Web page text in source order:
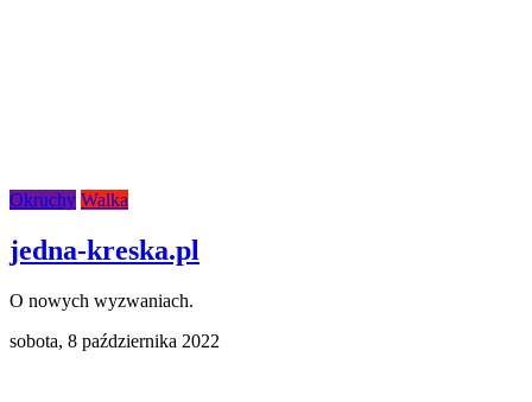
Okruchy Walka
jedna-kreska.pl
O nowych wyzwaniach.
sobota, 8 października 2022